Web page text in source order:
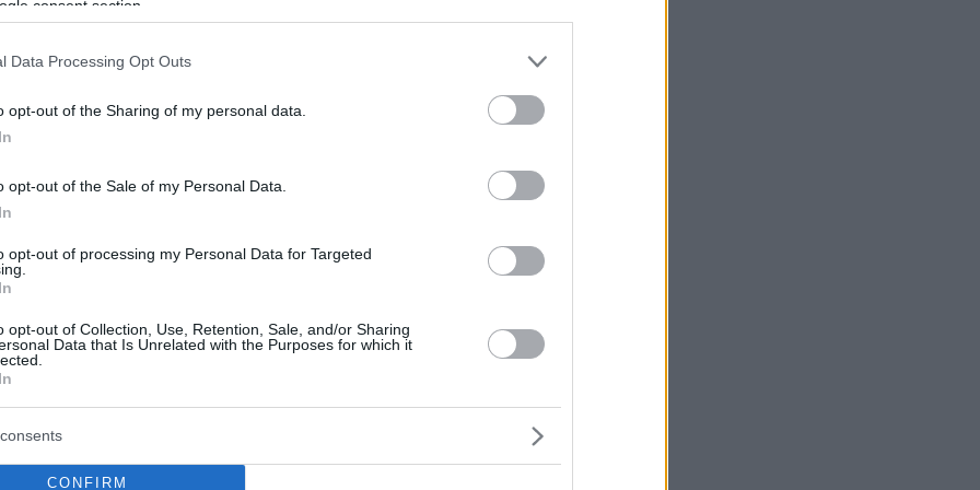
consent section.
Data Processing Opt Outs
opt-out of the Sharing of my personal data.
opt-out of the Sale of my Personal Data.
opt-out of processing my Personal Data for Targeted
opt-out of Collection, Use, Retention, Sale, and/or Sharing
Data that Is Unrelated with the Purposes for which it
CONFIRM
στο «Αττικόν»
Αντωνίου σήμερα, η
καρκινοπαθούς και το
Ιερό Ναό του Αγίου Αντωνίου, στο Μετόχι της
Ιεράς Μονής Αποστόλου Βαρνάβα, τελέσθηκε
Εσπερινός, χοροστατούντος του
της Μονής Αρχιμ. κ. Ιωάννου
στον ιερό ναό του Αγίου
στα Άνω Πατήσια - Δείτε